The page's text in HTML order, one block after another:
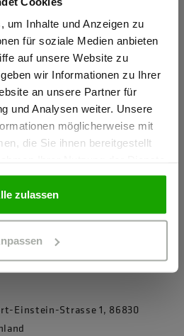
um Inhalte und Anzeigen zu
für soziale Medien anbieten
auf unsere Website zu
wir Informationen zu Ihrer
an unsere Partner für
und Analysen weiter. Unsere
möglicherweise mit
die Sie ihnen bereitgestellt
zulassen
Performance
EN 14404-3:2024
Knieschutz-Gewebe für
für perfekten
verhindert das
Einstein-Strasse 1, 86830
Sie
Gewerbetreibender bin. Alle
netto ausgewiesen.